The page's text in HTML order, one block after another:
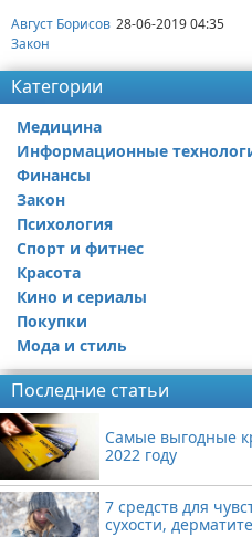
Август Борисов 28-06-2019 04:35
Закон
Категории
Медицина
Информационные
Финансы
Закон
Психология
Спорт и фитнес
Красота
Кино и сериалы
Покупки
Мода и стиль
Последние статьи
Самые выгодные
2022 году
7 средств для
сухости,